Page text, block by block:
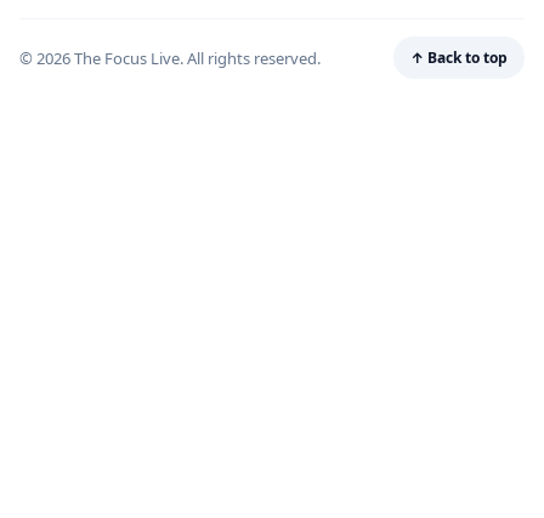
© 2026 The Focus Live. All rights reserved. ↑ Back to top